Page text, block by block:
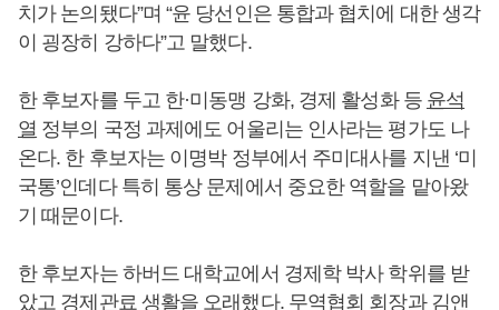
치가 논의됐다”며 “윤 당선인은 통합과 협치에 대한 생각
이 굉장히 강하다”고 말했다.
한 후보자를 두고 한·미동맹 강화, 경제 활성화 등 윤석
열 정부의 국정 과제에도 어울리는 인사라는 평가도 나
온다. 한 후보자는 이명박 정부에서 주미대사를 지낸 ‘미
국통’인데다 특히 통상 문제에서 중요한 역할을 맡아왔
기 때문이다.
한 후보자는 하버드 대학교에서 경제학 박사 학위를 받
았고 경제관료 생활을 오래했다. 무역협회 회장과 김앤